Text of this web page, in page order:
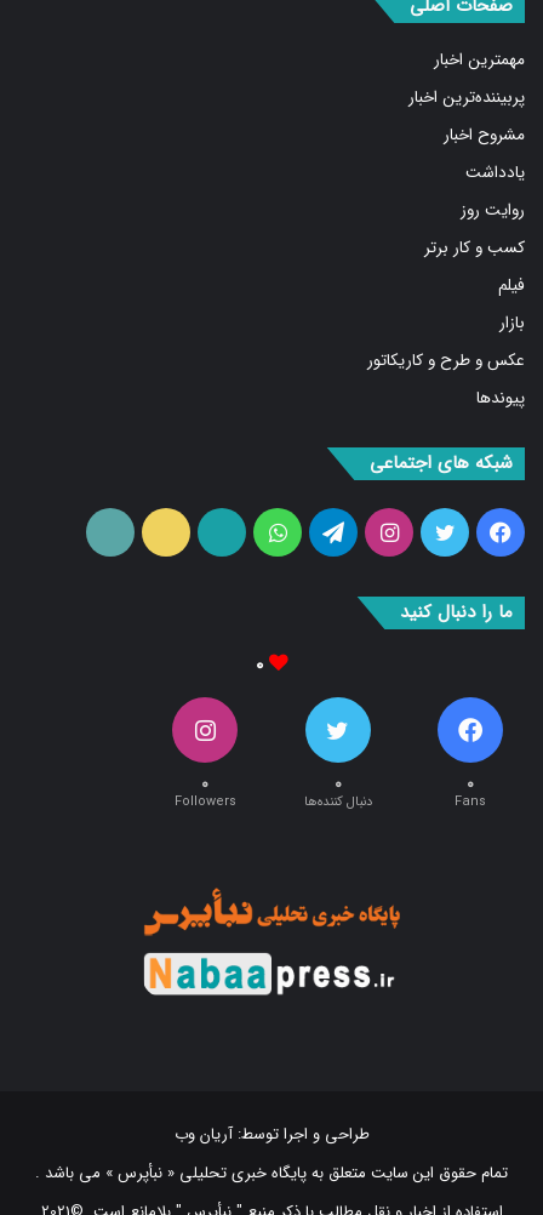
مهمترین اخبار
پربیننده‌ترین اخبار
مشروح اخبار
یادداشت
روایت روز
کسب و کار برتر
فیلم
بازار
عکس و طرح و کاریکاتور
پیوندها
فیس
بوک
توییتراینستاگرامتلگرامواتس
آپ
آپارات ایتا
تمام حقوق این سایت متعلق به پایگاه خبری تحلیلی « نبأپرس » می باشد .
استفاده از اخبار و نقل مطالب با ذکر منبع "‌ نبأپرس " بلامانع است. ©2021